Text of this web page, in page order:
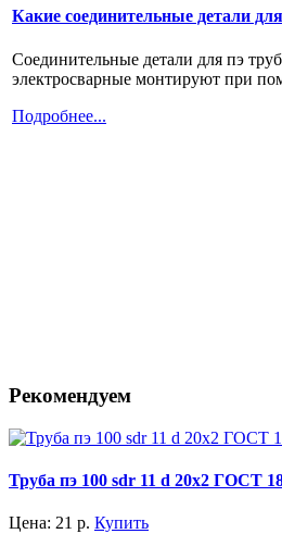
Какие соединительные детали
Соединительные детали для пэ
электросварные монтируют при
Подробнее...
Рекомендуем
Труба пэ 100 sdr 11 d 20x2 ГОСТ
Цена: 21 р. Купить